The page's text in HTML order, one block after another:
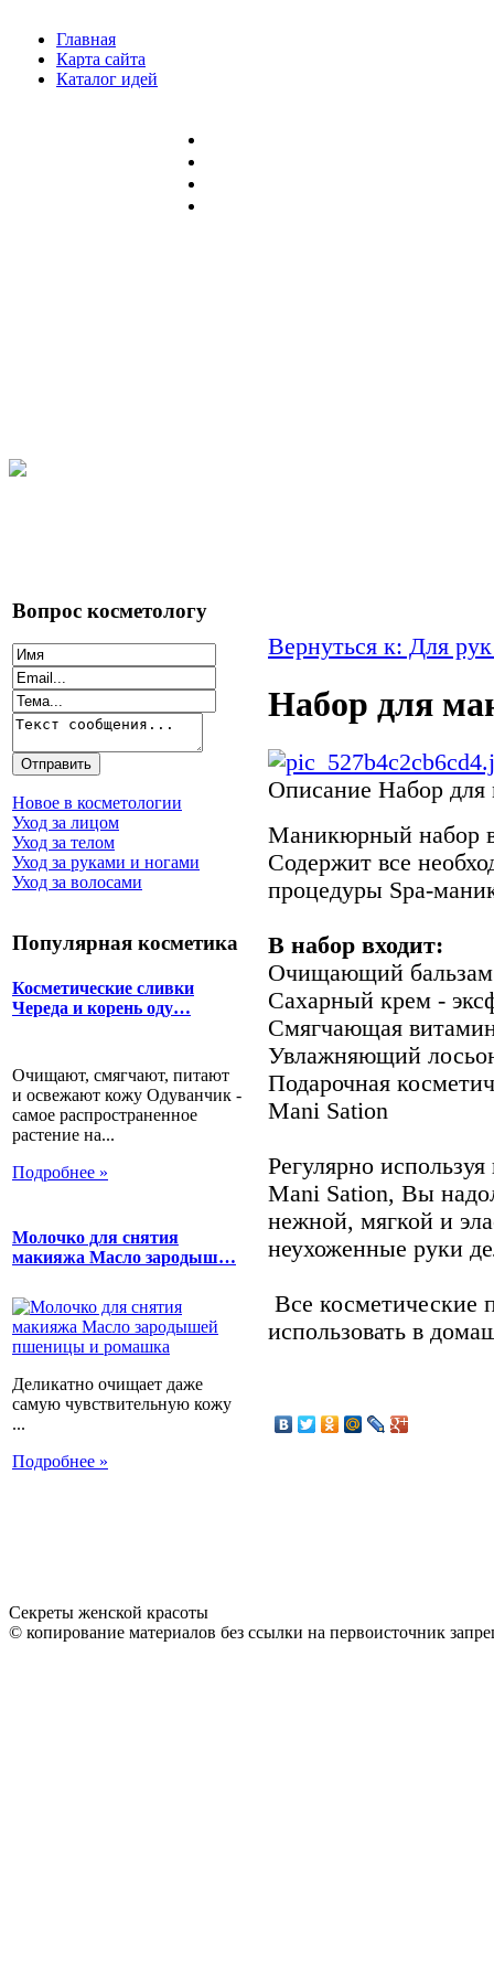
Главная
Карта сайта
Каталог идей
Вопрос косметологу
Новое в косметологии
Уход за лицом
Уход за телом
Уход за руками и ногами
Уход за волосами
Популярная косметика
Косметические сливки
Череда и корень оду…
Очищают, смягчают, питают
и освежают кожу Одуванчик -
самое распространенное
растение на...
Подробнее »
Молочко для снятия
макияжа Масло зародыш…
Деликатно очищает даже
самую чувствительную кожу
...
Подробнее »
Вернуться к: Для
Набор для
Описание Набор
Маникюрный набор
Содержит все
процедуры Spa-
В набор входит:
Очищающий бальзам
Сахарный крем -
Смягчающая
Увлажняющий
Подарочная
Mani Sation
Регулярно
Mani Sation, Вы
нежной, мягкой и
неухоженные руки
Все косметические
использовать в
Секреты женской красоты
© копирование материалов без ссылки на первоисточник